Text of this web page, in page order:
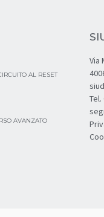
AL RESET
AVANZATO
Via
Tel.